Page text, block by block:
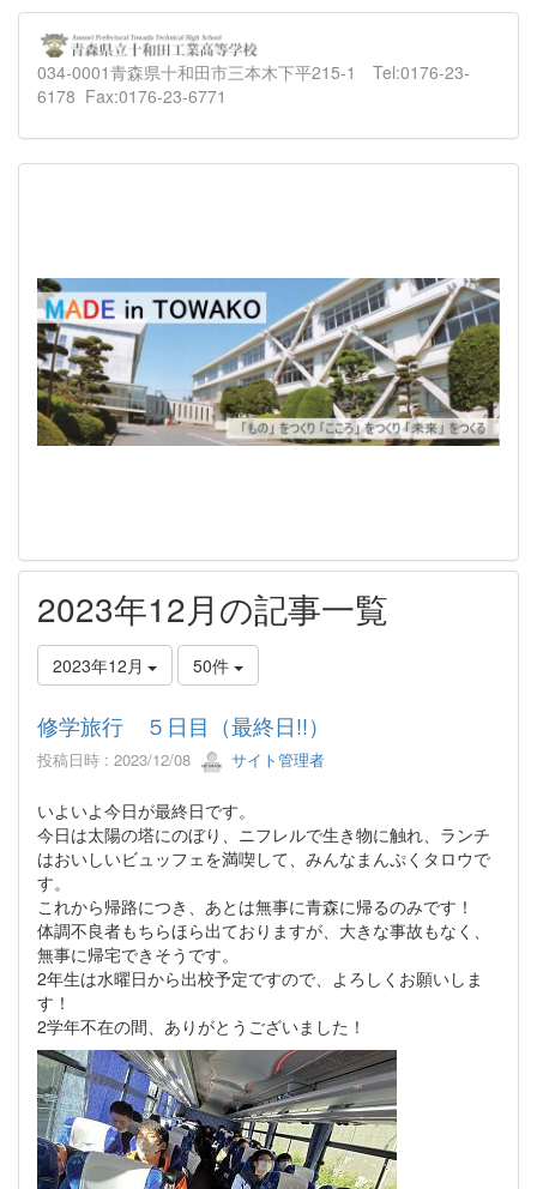
034-0001青森県十和田市三本木下平215-1 Tel:0176-23-
6178 Fax:0176-23-6771
2023年12月の記事一覧
2023年12月 50件
修学旅行 ５日目（最終日!!）
投稿日時 : 2023/12/08 サイト管理者
いよいよ今日が最終日です。
今日は太陽の塔にのぼり、ニフレルで生き物に触れ、ランチ
はおいしいビュッフェを満喫して、みんなまんぷくタロウで
す。
これから帰路につき、あとは無事に青森に帰るのみです！
体調不良者もちらほら出ておりますが、大きな事故もなく、
無事に帰宅できそうです。
2年生は水曜日から出校予定ですので、よろしくお願いしま
す！
2学年不在の間、ありがとうございました！